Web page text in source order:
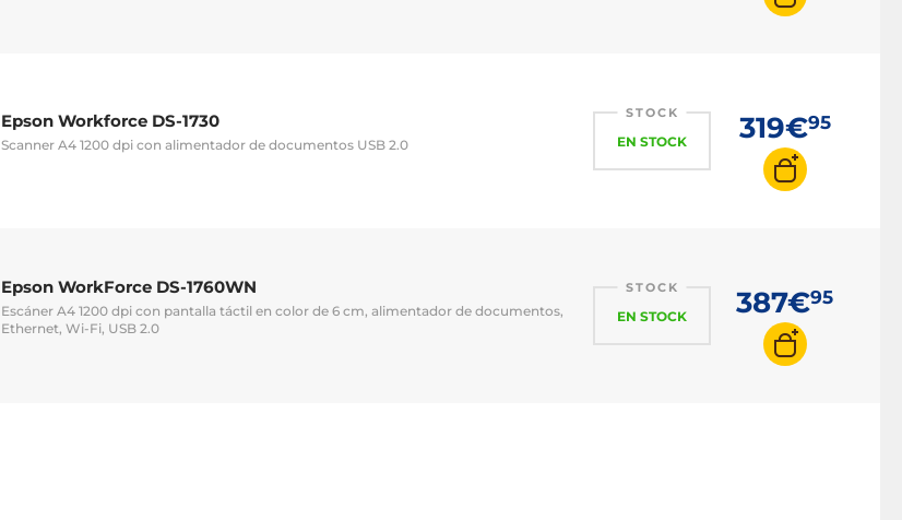
Epson Workforce DS-1730
Scanner A4 1200 dpi con alimentador de documentos USB 2.0
STOCK
EN STOCK 319€95
Epson WorkForce DS-1760WN
Escáner A4 1200 dpi con pantalla táctil en color de 6 cm, alimentador de documentos,
Ethernet, Wi-Fi, USB 2.0
STOCK
EN STOCK 387€95